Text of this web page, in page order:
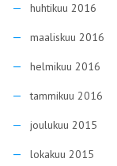
huhtikuu 2016
maaliskuu 2016
helmikuu 2016
tammikuu 2016
joulukuu 2015
lokakuu 2015